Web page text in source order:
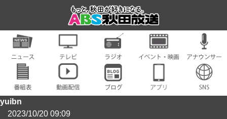
yuibn
2023/10/20 09:09